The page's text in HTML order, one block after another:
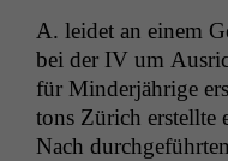
A. lei­det an einem
bei der IV um
für Min­der­jährige
tons Zürich erstellte
Nach